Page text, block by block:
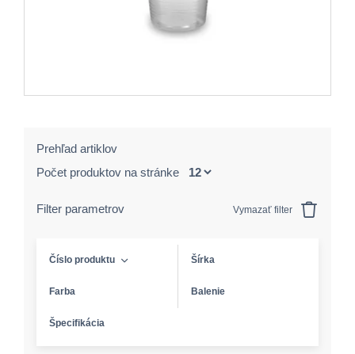
Prehľad artiklov
Počet produktov na stránke
Filter parametrov Vymazať filter
Číslo produktu Šírka
Farba Balenie
Špecifikácia